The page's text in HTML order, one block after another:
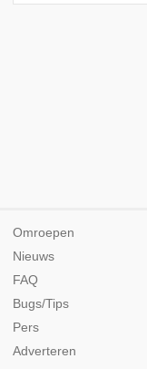
Omroepen
Nieuws
FAQ
Bugs/Tips
Pers
Adverteren